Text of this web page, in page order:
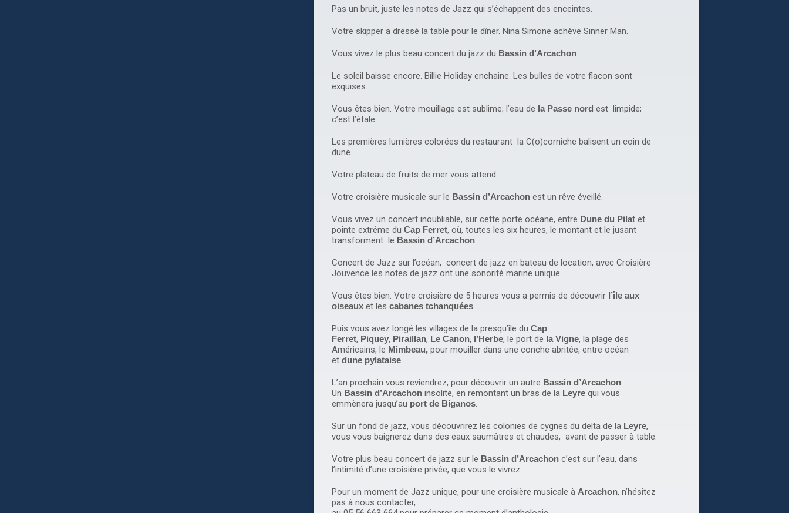
Pas un bruit, juste les notes de Jazz qui s’échappent des enceintes.
Votre skipper a dressé la table pour le dîner. Nina Simone achève Sinner Man.
Vous vivez le plus beau concert du jazz du Bassin d’Arcachon.
Le soleil baisse encore. Billie Holiday enchaine. Les bulles de votre flacon sont
exquises.
Vous êtes bien. Votre mouillage est sublime; l’eau de la Passe nord est limpide;
c’est l’étale.
Les premières lumières colorées du restaurant la C(o)corniche balisent un coin de
dune.
Votre plateau de fruits de mer vous attend.
Votre croisière musicale sur le Bassin d’Arcachonest un rêve éveillé.
Vous vivez un concert inoubliable, sur cette porte océane, entre Dune du Pilat et
pointe extrême du Cap Ferret, où, toutes les six heures, le montant et le jusant
transforment le Bassin d’Arcachon.
Concert de Jazz sur l’océan, concert de jazz en bateau de location, avec Croisière
Jouvence les notes de jazz ont une sonorité marine unique.
Vous êtes bien. Votre croisière de 5 heures vous a permis de découvrirl’île aux
oiseauxet les cabanes tchanquées.
Puis vous avez longé les villages de la presqu’île du Cap
Ferret, Piquey, Piraillan, Le Canon, l’Herbe, le port de la Vigne, la plage des
Américains, le Mimbeau,pour mouiller dans une conche abritée, entre océan
et dune pylataise.
L’an prochain vous reviendrez, pour découvrir un autre Bassin d’Arcachon.
Un Bassin d’Arcachoninsolite, en remontant un bras de la Leyrequi vous
emmènera jusqu’au port de Biganos.
Sur un fond de jazz, vous découvrirez les colonies de cygnes du delta de la Leyre,
vous vous baignerez dans des eaux saumâtres et chaudes, avant de passer à table.
Votre plus beau concert de jazz sur le Bassin d’Arcachonc’est sur l’eau, dans
l’intimité d’une croisière privée, que vous le vivrez.
Pour un moment de Jazz unique, pour une croisière musicale à Arcachon, n’hésitez
pas à nous contacter,